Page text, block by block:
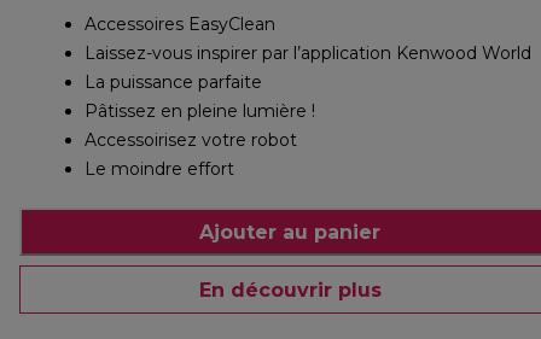
Accessoires EasyClean
Laissez-vous inspirer par l’application Kenwood World
La puissance parfaite
Pâtissez en pleine lumière !
Accessoirisez votre robot
Le moindre effort
Ajouter au panier
En découvrir plus